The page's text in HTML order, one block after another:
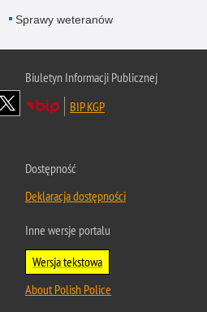
Sprawy weteranów
Biuletyn Informacji Publicznej
BIP KGP
Dostępność
Deklaracja dostępności
Inne wersje portalu
Wersja tekstowa
About Polish Police